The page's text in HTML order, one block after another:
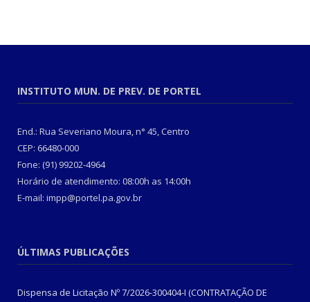
INSTITUTO MUN. DE PREV. DE PORTEL
End.: Rua Severiano Moura, n° 45, Centro
CEP: 66480-000
Fone: (91) 99202-4964
Horário de atendimento: 08:00h as 14:00h
E-mail: impp@portel.pa.gov.br
ÚLTIMAS PUBLICAÇÕES
Dispensa de Licitação Nº 7/2026-300404-I (CONTRATAÇÃO DE